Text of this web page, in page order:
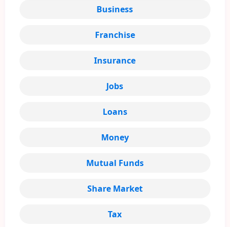
Business
Franchise
Insurance
Jobs
Loans
Money
Mutual Funds
Share Market
Tax